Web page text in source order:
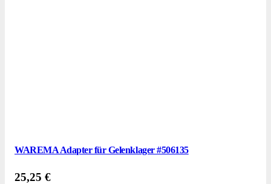
WAREMA Adapter für Gelenklager #506135
25,25 €